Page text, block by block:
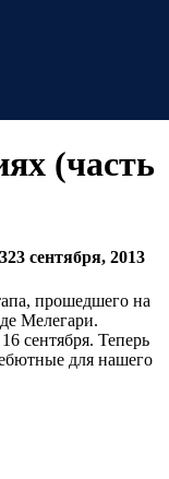
(часть
23 сентября, 2013
прошедшего на
Мелегари.
сентября. Теперь
для нашего